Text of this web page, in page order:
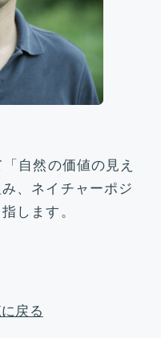
門
ンバー
自然の価値の見え
、ネイチャーポジ
します。
戻る